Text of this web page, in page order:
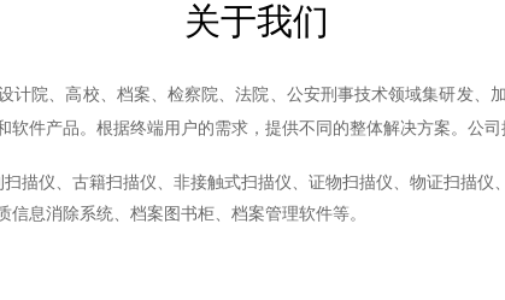
关于我们
院、高校、档案、检察院、法院、公安刑事技术领域集研发、
件产品。根据终端用户的需求，提供不同的整体解决方案。公
描仪、古籍扫描仪、非接触式扫描仪、证物扫描仪、物证扫描仪
息消除系统、档案图书柜、档案管理软件等。